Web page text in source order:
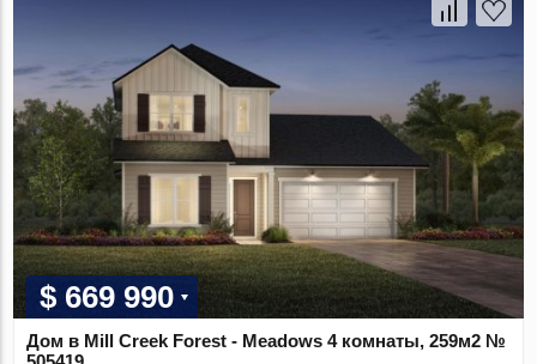
$ 669 990
Дом в Mill Creek Forest - Meadows 4 комнаты, 259м2 №